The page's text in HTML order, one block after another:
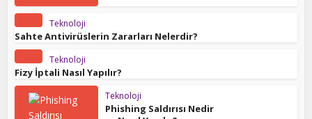
Teknoloji
Sahte Antivirüslerin Zararları Nelerdir?
Teknoloji
Fizy İptali Nasıl Yapılır?
Teknoloji
Phishing Saldırısı Nedir